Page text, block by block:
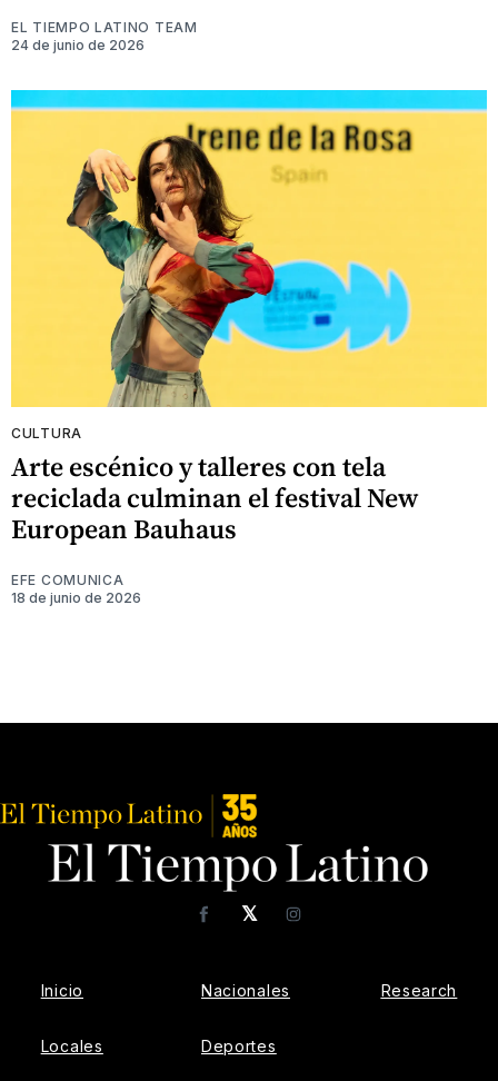
EL TIEMPO LATINO TEAM
24 de junio de 2026
CULTURA
Arte escénico y talleres con tela
reciclada culminan el festival New
European Bauhaus
EFE COMUNICA
18 de junio de 2026
𝕏
FacebookInstagram
Inicio
Locales
Nacionales
Deportes
Research